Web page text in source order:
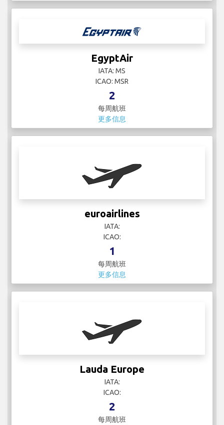
EgyptAir
IATA: MS
ICAO: MSR
2
每周航班
更多信息
euroairlines
IATA:
ICAO:
1
每周航班
更多信息
Lauda Europe
IATA:
ICAO:
2
每周航班